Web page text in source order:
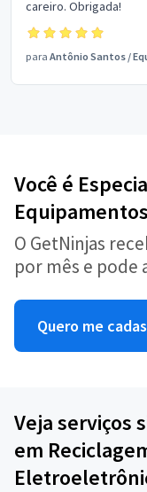
careiro. Obrigada!
para Antônio Santos /
Você é
O GetNinjas
por mês e pode
Quero me
Veja serviços
em